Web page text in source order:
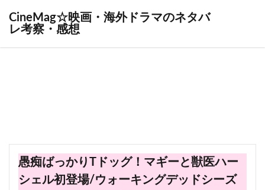
CineMag☆映画・海外ドラマのネタバ
レ考察・感想
愚痴ばっかりTドッグ！マギーと獣医ハー
シェル初登場/ウォーキングデッドシーズ